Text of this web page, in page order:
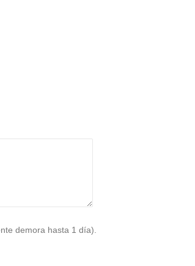
demora hasta 1 día).